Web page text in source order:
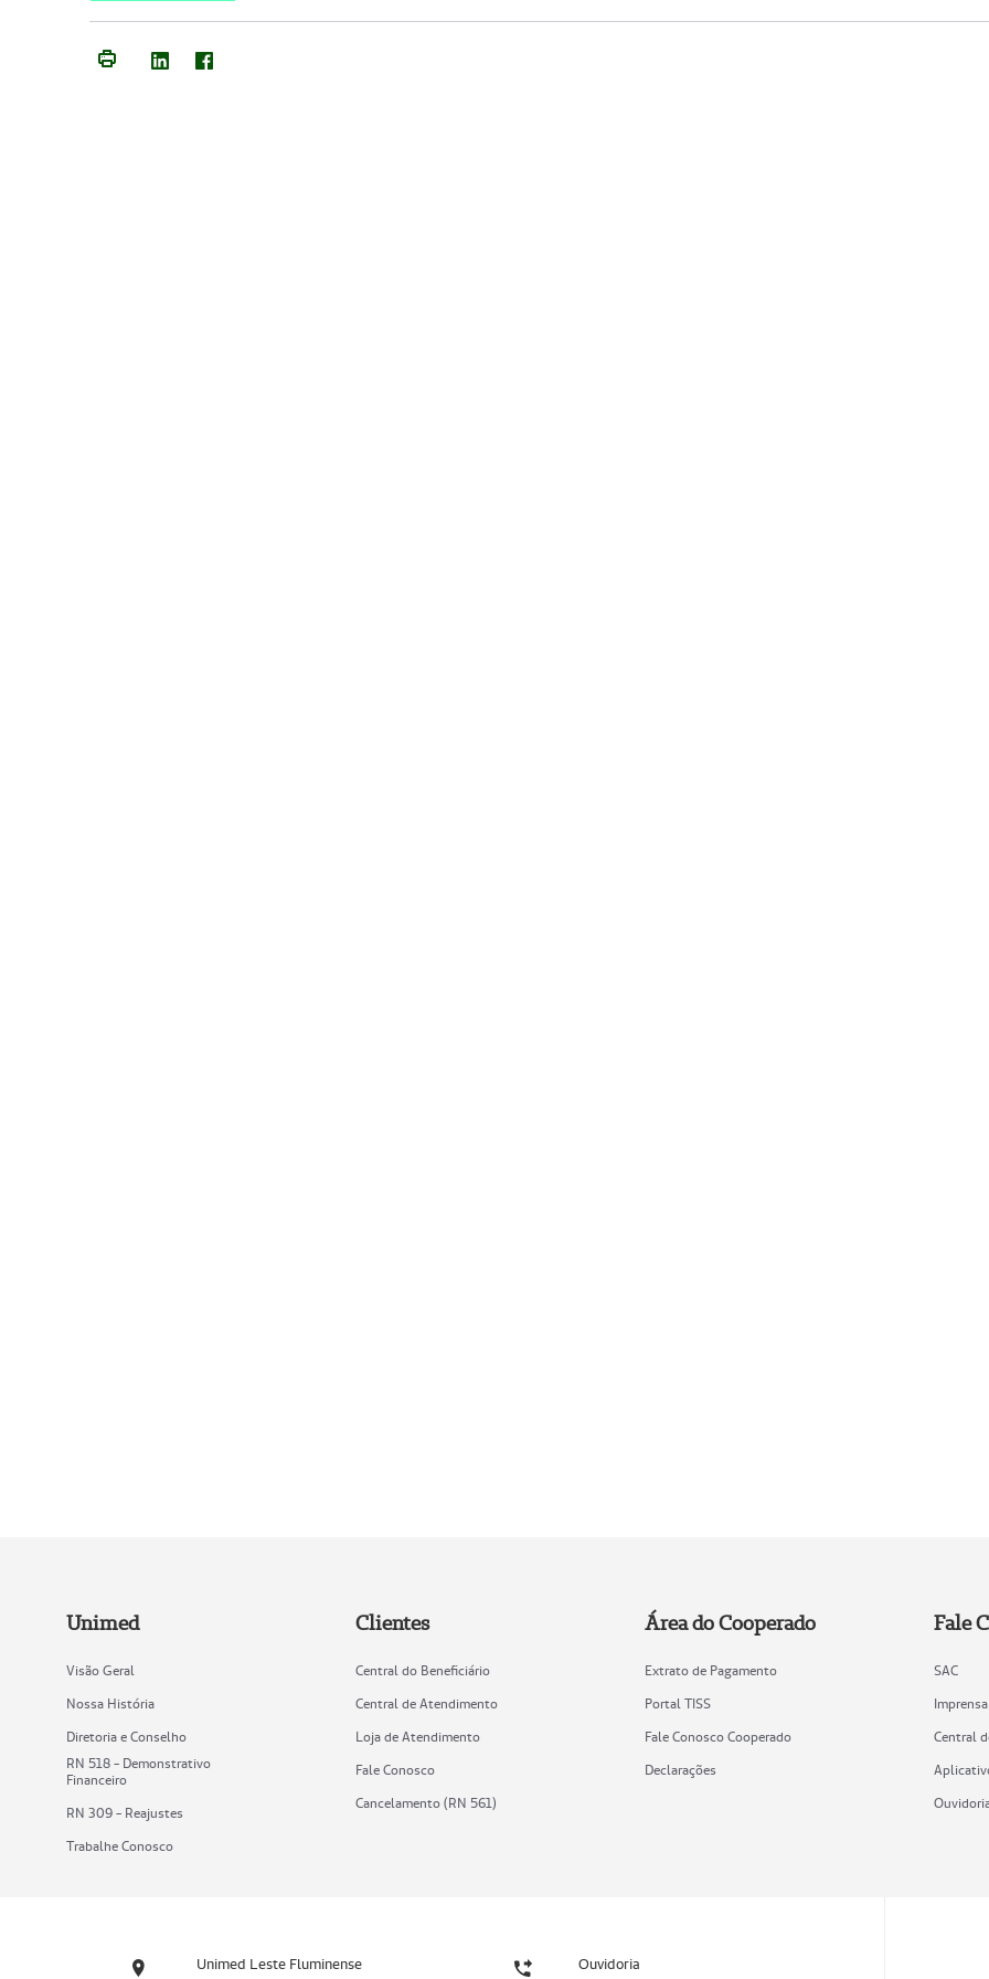
Unimed
Visão Geral
Nossa História
Diretoria e Conselho
RN 518 - Demonstrativo
Financeiro
RN 309 - Reajustes
Trabalhe Conosco
Clientes
Central do Beneficiário
Central de Atendimento
Loja de Atendimento
Fale Conosco
Cancelamento (RN 561)
Área do Cooperado
Extrato de Pagamento
Portal TISS
Fale Conosco Cooperado
Declarações
Fale
SAC
Imprensa
Central
Unimed Leste Fluminense Ouvidoria